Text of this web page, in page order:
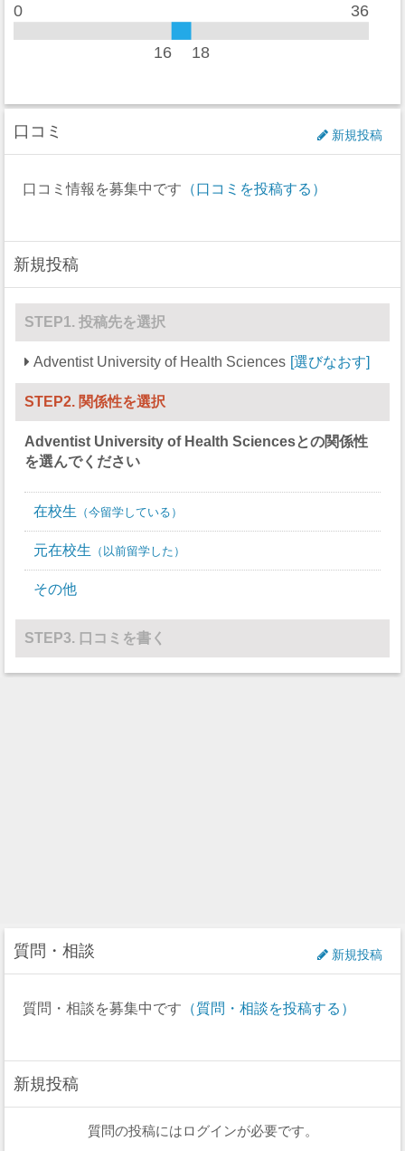
0
36
16 18
口コミ 新規投稿
口コミ情報を募集中です （口コミを投稿する）
新規投稿
STEP1. 投稿先を選択
Adventist University of Health Sciences 選びなおす
STEP2. 関係性を選択
Adventist University of Health Sciencesとの関係性
を選んでください
在校生 今留学している
元在校生 以前留学した
その他
STEP3. 口コミを書く
質問・相談 新規投稿
質問・相談を募集中です （質問・相談を投稿する）
新規投稿
質問の投稿にはログインが必要です。